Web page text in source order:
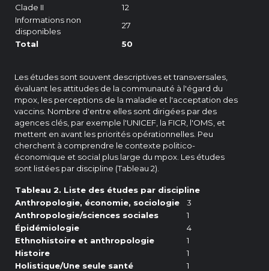
Clade II
12
Informations non
disponibles
27
Total
50
Les études sont souvent descriptives et transversales,
évaluant les attitudes de la communauté à l'égard du
mpox, les perceptions de la maladie et l'acceptation des
vaccins. Nombre d'entre elles sont dirigées par des
agences clés, par exemple l'UNICEF, la FICR, l'OMS, et
mettent en avant les priorités opérationnelles. Peu
cherchent à comprendre le contexte politico-
économique et social plus large du mpox. Les études
sont listées par discipline (Tableau 2).
Tableau 2. Liste des études par discipline
Anthropologie, économie, sociologie
3
Anthropologie/sciences sociales
1
Épidémiologie
4
Ethnohistoire et anthropologie
1
Histoire
1
Holistique/Une seule santé
1